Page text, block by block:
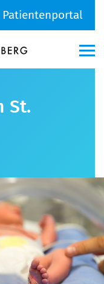
Patientenportal
St.